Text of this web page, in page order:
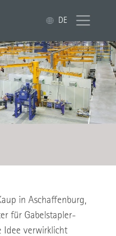
DE
in Aschaffenburg,
für Gabelstapler-
Idee verwirklicht